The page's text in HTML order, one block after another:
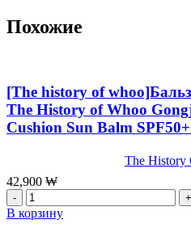
Похожие
[The history of
The History of Whoo
Cushion Sun Balm
The History
42,900 ₩
Количество
товара
[The
В корзину